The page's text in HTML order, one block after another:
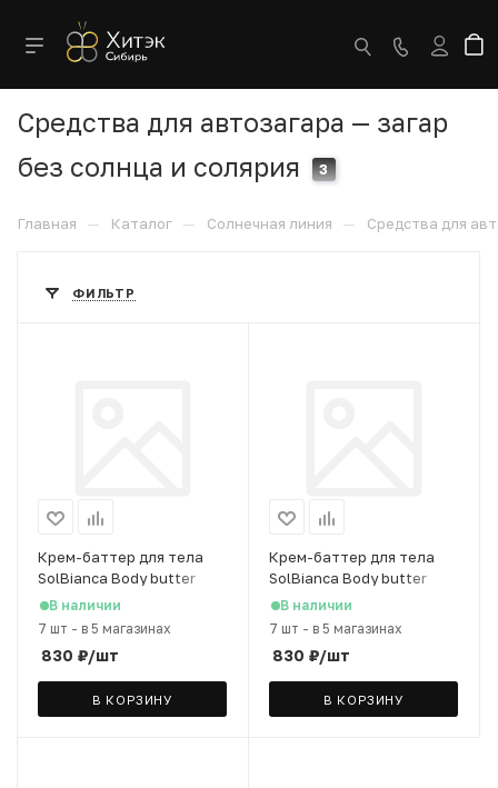
Средства для автозагара — загар
без солнца и солярия
3
Главная — Каталог — Солнечная линия — Средства для
ФИЛЬТР
Крем-баттер для тела
SolBianca Body butter
Манго 35х bronzer, 150 мл
В наличии
7 шт - в 5 магазинах
830 ₽/шт
В КОРЗИНУ
Крем-баттер для тела
SolBianca Body butter
Кокос 25х bronzer, 150 мл
В наличии
7 шт - в 5 магазинах
830 ₽/шт
В КОРЗИНУ